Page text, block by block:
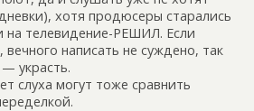
хотя продюсеры старались
на телевидение-РЕШИЛ. Если
вечного написать не суждено, так
украсть.
слуха могут тоже сравнить